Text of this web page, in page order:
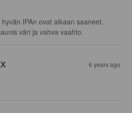
IPAn ovat aikaan saaneet.
väri ja vahva vaahto.
6 years ago